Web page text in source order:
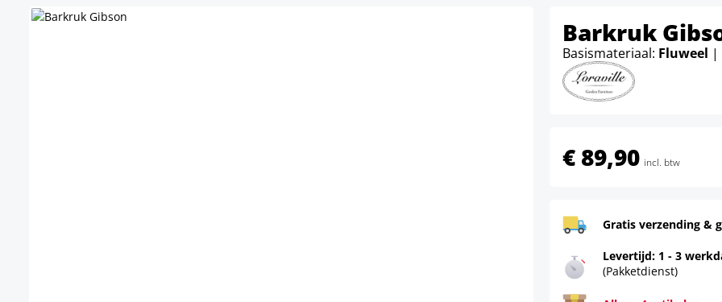
Barkruk
Basismateriaal: Fluweel |
€ 89,90 incl. btw
Gratis verzending &
Levertijd: 1 - 3
(Pakketdienst)